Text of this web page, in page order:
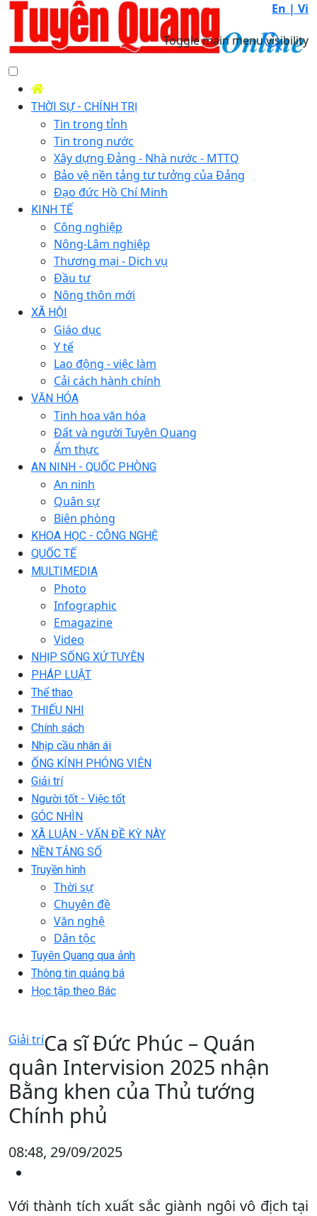
En | Vi
Toggle main menu visibility
THỜI SỰ - CHÍNH TRỊ
Tin trong tỉnh
Tin trong nước
Xây dựng Đảng - Nhà nước - MTTQ
Bảo vệ nền tảng tư tưởng của Đảng
Đạo đức Hồ Chí Minh
KINH TẾ
Công nghiệp
Nông-Lâm nghiệp
Thương mại - Dịch vụ
Đầu tư
Nông thôn mới
XÃ HỘI
Giáo dục
Y tế
Lao động - việc làm
Cải cách hành chính
VĂN HÓA
Tinh hoa văn hóa
Đất và người Tuyên Quang
Ẩm thực
AN NINH - QUỐC PHÒNG
An ninh
Quân sự
Biên phòng
KHOA HỌC - CÔNG NGHỆ
QUỐC TẾ
MULTIMEDIA
Photo
Infographic
Emagazine
Video
NHỊP SỐNG XỨ TUYÊN
PHÁP LUẬT
Thể thao
THIẾU NHI
Chính sách
Nhịp cầu nhân ái
ỐNG KÍNH PHÓNG VIÊN
Giải trí
Người tốt - Việc tốt
GÓC NHÌN
XÃ LUẬN - VẤN ĐỀ KỲ NÀY
NỀN TẢNG SỐ
Truyền hình
Thời sự
Chuyên đề
Văn nghệ
Dân tộc
Tuyên Quang qua ảnh
Thông tin quảng bá
Học tập theo Bác
Giải tríCa sĩ Đức Phúc – Quán
quân Intervision 2025 nhận
Bằng khen của Thủ tướng
Chính phủ
08:48, 29/09/2025
Với thành tích xuất sắc giành ngôi vô địch tại